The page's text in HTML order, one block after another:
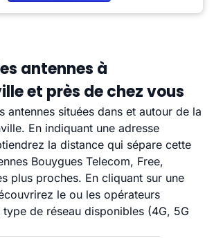
antennes à
et près de chez vous
antennes situées dans et autour de la
En indiquant une adresse
la distance qui sépare cette
Bouygues Telecom, Free,
plus proches. En cliquant sur une
le ou les opérateurs
de réseau disponibles (4G, 5G